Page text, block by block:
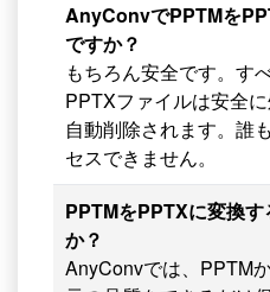
AnyConvでPPTMを
ですか？
もちろん安全です。す
PPTXファイルは安全
自動削除されます。誰
セスできません。
PPTMをPPTXに変換
か？
AnyConvでは、PPTM